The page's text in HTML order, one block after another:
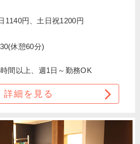
1140円、土日祝1200円
休憩60分)
間以上、週1日～勤務OK
詳細を見る